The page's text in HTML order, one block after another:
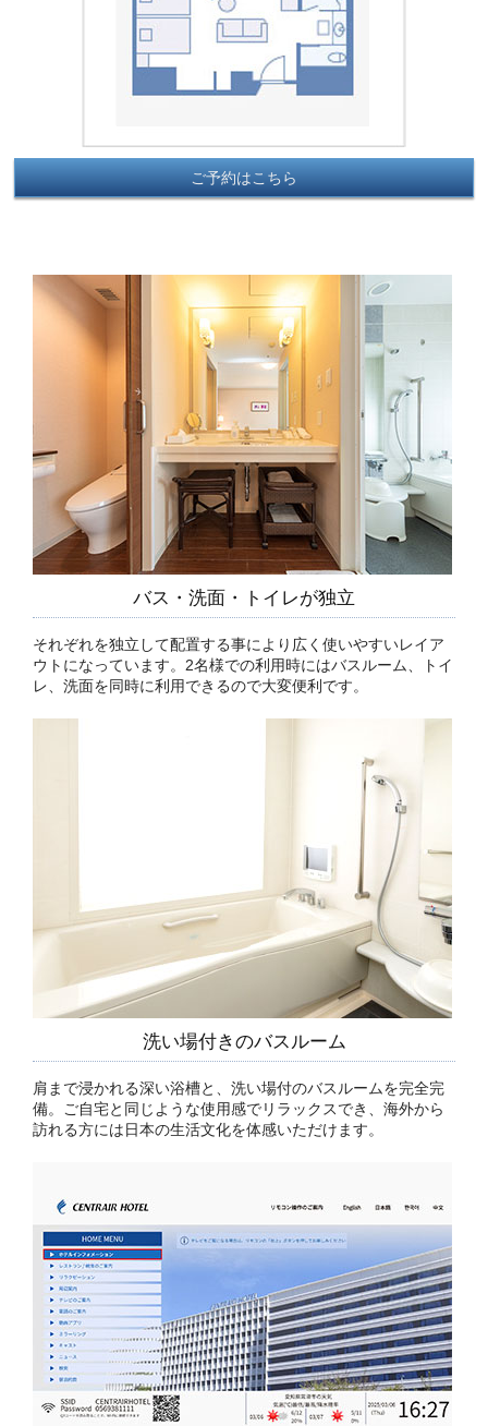
ご予約はこちら
バス・洗面・トイレが独立
それぞれを独立して配置する事により広く使いやすいレイア
ウトになっています。2名様での利用時にはバスルーム、トイ
レ、洗面を同時に利用できるので大変便利です。
洗い場付きのバスルーム
肩まで浸かれる深い浴槽と、洗い場付のバスルームを完全完
備。ご自宅と同じような使用感でリラックスでき、海外から
訪れる方には日本の生活文化を体感いただけます。